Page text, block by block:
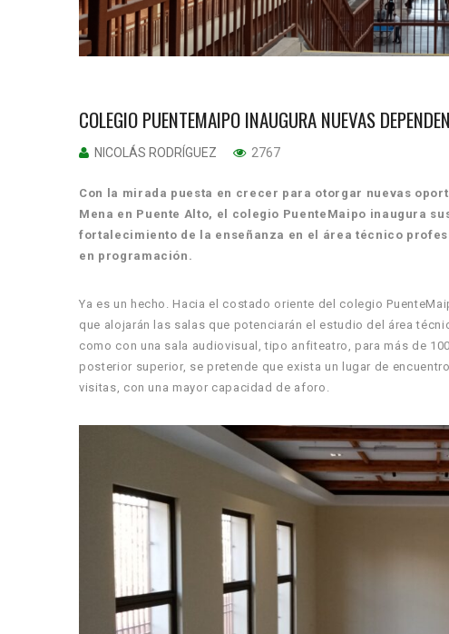
COLEGIO PUENTEMAIPO INAUGURA NUEVAS
NICOLÁS RODRÍGUEZ 2767
Con la mirada puesta en crecer para otorgar nuevas
Mena en Puente Alto, el colegio PuenteMaipo inaugura
fortalecimiento de la enseñanza en el área técnico
en programación.
Ya es un hecho. Hacia el costado oriente del colegio
que alojarán las salas que potenciarán el estudio del área
como con una sala audiovisual, tipo anfiteatro, para más de
posterior superior, se pretende que exista un lugar de
visitas, con una mayor capacidad de aforo.